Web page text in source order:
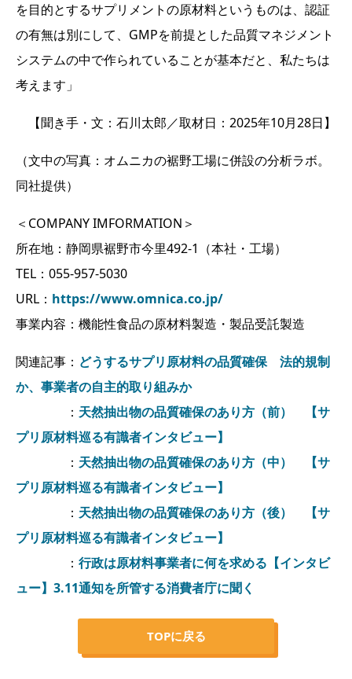
を目的とするサプリメントの原材料というものは、認証
の有無は別にして、GMPを前提とした品質マネジメント
システムの中で作られていることが基本だと、私たちは
考えます」
【聞き手・文：石川太郎／取材日：2025年10月28日】
（文中の写真：オムニカの裾野工場に併設の分析ラボ。
同社提供）
＜COMPANY IMFORMATION＞
所在地：静岡県裾野市今里492-1（本社・工場）
TEL：055-957-5030
URL： https://www.omnica.co.jp/
事業内容：機能性食品の原材料製造・製品受託製造
関連記事： どうするサプリ原材料の品質確保 法的規制
か、事業者の自主的取り組みか
： 天然抽出物の品質確保のあり方（前） 【サ
プリ原材料巡る有識者インタビュー】
： 天然抽出物の品質確保のあり方（中） 【サ
プリ原材料巡る有識者インタビュー】
： 天然抽出物の品質確保のあり方（後） 【サ
プリ原材料巡る有識者インタビュー】
： 行政は原材料事業者に何を求める【インタビ
ュー】3.11通知を所管する消費者庁に聞く
TOPに戻る